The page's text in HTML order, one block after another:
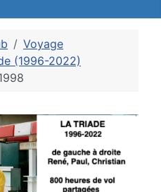
Voyage
(1996-2022)